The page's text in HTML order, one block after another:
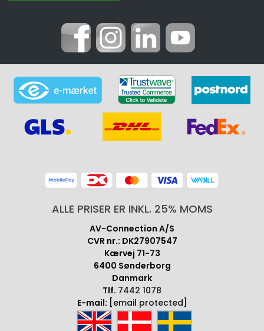
ALLE PRISER ER INKL. 25% MOMS
AV-Connection A/S
CVR nr.: DK27907547
Kærvej 71-73
6400 Sønderborg
Danmark
Tlf. 7442 1078
E-mail: [email protected]